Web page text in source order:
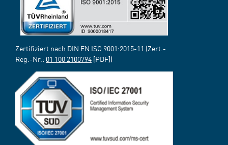
Zertifiziert nach DIN EN ISO 9001:2015-11 (Zert.-
Reg.-Nr.: 01 100 2100794 [PDF])